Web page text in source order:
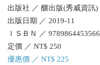
出版社 ／ 釀出版(秀威資訊)
出版日期 ／ 2019-11
ＩＳＢＮ ／ 9789864453566
定價 ／ NT$ 250
優惠價 ／ NT$ 225